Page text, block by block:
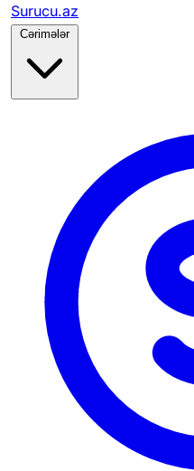
Surucu.az
Cərimələr